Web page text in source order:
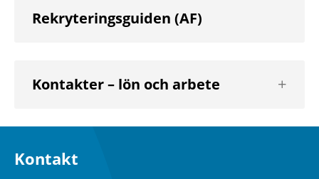
Rekryteringsguiden (AF)
Kontakter – lön och arbete
nästa
Kontakt